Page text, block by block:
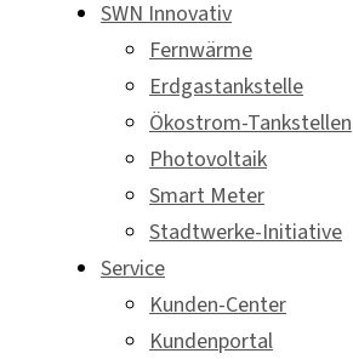
SWN Innovativ
Fernwärme
Erdgastankstelle
Ökostrom-Tankstellen
Photovoltaik
Smart Meter
Stadtwerke-Initiative
Service
Kunden-Center
Kundenportal